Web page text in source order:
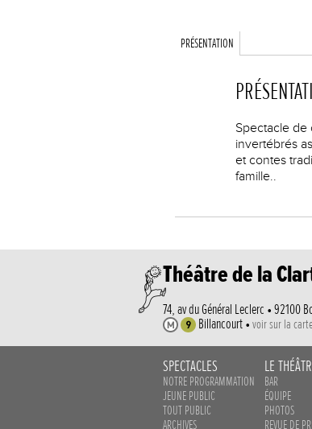
PRÉSENTATION
Spectacle de
invertébrés
et contes
famille..
Théâtre de la
74, av du Général Leclerc • 92100
Billancourt • voir sur la carte
SPECTACLES
NOTRE PROGRAMMATION
JEUNE PUBLIC
TOUT PUBLIC
ARCHIVES
LE
BAR
ÉQUIPE
PHOTOS
REVUE DE